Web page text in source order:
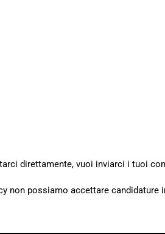
direttamente, vuoi inviarci i tuoi
non possiamo accettare candidature